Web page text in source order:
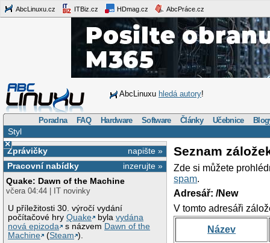
AbcLinuxu.cz ITBiz.cz HDmag.cz AbcPráce.cz
AbcLinuxu hledá autory!
Poradna FAQ Hardware Software Články Učebnice
Styl
×
napište »
Zprávičky
inzerujte »
Pracovní nabídky
Quake: Dawn of the Machine
včera 04:44 | IT novinky
U příležitosti 30. výročí vydání
počítačové hryQuake bylavydána
nová epizoda
s názvem Dawn of the
Machine
(Steam ).
Seznam
Zde si můžete
spam.
Adresář: /New
V tomto adresáři
Název